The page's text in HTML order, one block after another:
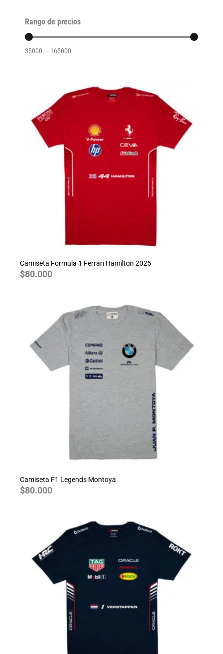
Rango de precios
35000 — 165000
Camiseta Formula 1 Ferrari Hamilton 2025
$80.000
Camiseta F1 Legends Montoya
$80.000